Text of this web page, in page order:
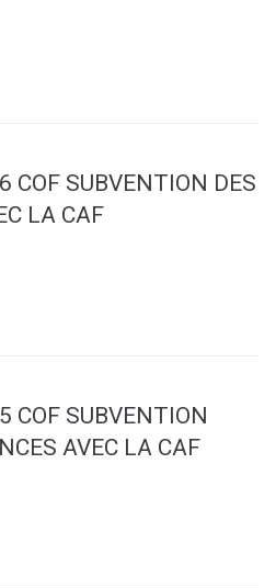
COF SUBVENTION DES
LA CAF
COF SUBVENTION
AVEC LA CAF